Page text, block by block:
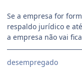
Se a empresa for
respaldo jurídico e
a empresa não vai
desempregado